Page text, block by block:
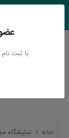
خانه
نمایشگاه
با ثبت